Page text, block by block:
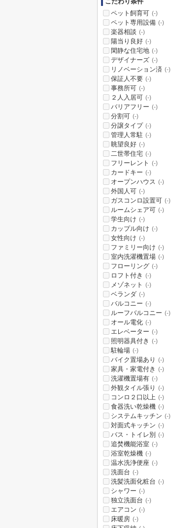
ペット飼育可 (-)
ペット専用設備 (-)
楽器相談 (-)
陽当り良好 (-)
閑静な住宅地 (-)
デザイナーズ (-)
リノベーション済 (-)
保証人不要 (-)
事務所可 (-)
２人入居可 (-)
バリアフリー (-)
分割可 (-)
分譲タイプ (-)
管理人常駐 (-)
眺望良好 (-)
二世帯住宅 (-)
フリーレント (-)
カードキー (-)
オープンハウス (-)
外国人可 (-)
ガスコンロ設置可 (-)
ルームシェア可 (-)
学生向け (-)
カップル向け (-)
女性向け (-)
ファミリー向け (-)
室内洗濯機置場 (-)
フローリング (-)
ロフト付き (-)
メゾネット (-)
ベランダ (-)
バルコニー (-)
ルーフバルコニー (-)
オール電化 (-)
エレベーター (-)
照明器具付き (-)
駐輪場 (-)
バイク置場あり (-)
家具・家電付き (-)
洗濯機置場有 (-)
外観タイル張り (-)
コンロ２口以上 (-)
食器洗い乾燥機 (-)
システムキッチン (-)
対面式キッチン (-)
バス・トイレ別 (-)
追焚機能浴室 (-)
浴室乾燥機 (-)
温水洗浄便座 (-)
洗面台 (-)
洗髪洗面化粧台 (-)
シャワー (-)
独立洗面台 (-)
エアコン (-)
床暖房 (-)